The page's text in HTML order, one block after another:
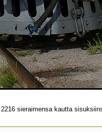
sieraimensa kautta